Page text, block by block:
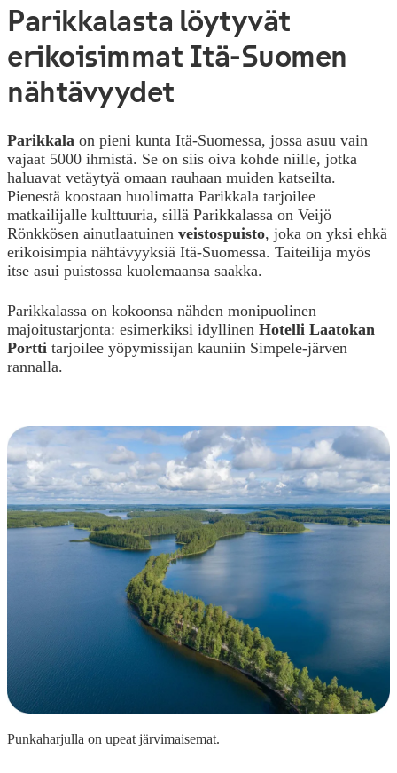
Parikkalasta löytyvät
erikoisimmat Itä-Suomen
nähtävyydet
Parikkala on pieni kunta Itä-Suomessa, jossa asuu vain
vajaat 5000 ihmistä. Se on siis oiva kohde niille, jotka
haluavat vetäytyä omaan rauhaan muiden katseilta.
Pienestä koostaan huolimatta Parikkala tarjoilee
matkailijalle kulttuuria, sillä Parikkalassa on Veijö
Rönkkösen ainutlaatuinen veistospuisto, joka on yksi ehkä
erikoisimpia nähtävyyksiä Itä-Suomessa. Taiteilija myös
itse asui puistossa kuolemaansa saakka.
Parikkalassa on kokoonsa nähden monipuolinen
majoitustarjonta: esimerkiksi idyllinen Hotelli Laatokan
Portti tarjoilee yöpymissijan kauniin Simpele-järven
rannalla.
Punkaharjulla on upeat järvimaisemat.